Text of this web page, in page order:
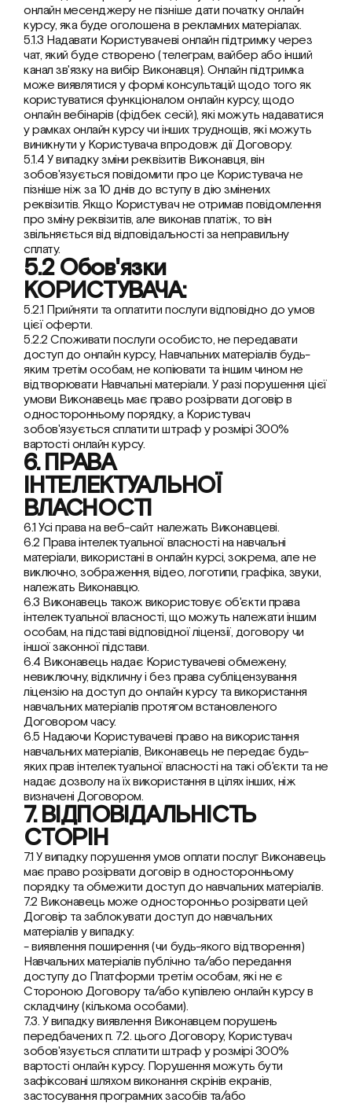
онлайн месенджеру не пізніше дати початку онлайн
курсу, яка буде оголошена в рекламних матеріалах.
5.1.3 Надавати Користувачеві онлайн підтримку через
чат, який буде створено (телеграм, вайбер або інший
канал зв'язку на вибір Виконавця). Онлайн підтримка
може виявлятися у формі консультацій щодо того як
користуватися функціоналом онлайн курсу, щодо
онлайн вебінарів (фідбек сесій), які можуть надаватися
у рамках онлайн курсу чи інших труднощів, які можуть
виникнути у Користувача впродовж дії Договору.
5.1.4 У випадку зміни реквізитів Виконавця, він
зобов'язується повідомити про це Користувача не
пізніше ніж за 10 днів до вступу в дію змінених
реквізитів. Якщо Користувач не отримав повідомлення
про зміну реквізитів, але виконав платіж, то він
звільняється від відповідальності за неправильну
сплату.
5.2 Обов'язки
КОРИСТУВАЧА:
5.2.1 Прийняти та оплатити послуги відповідно до умов
цієї оферти.
5.2.2 Споживати послуги особисто, не передавати
доступ до онлайн курсу, Навчальних матеріалів будь-
яким третім особам, не копіювати та іншим чином не
відтворювати Навчальні матеріали. У разі порушення цієї
умови Виконавець має право розірвати договір в
односторонньому порядку, а Користувач
зобов'язується сплатити штраф у розмірі 300%
вартості онлайн курсу.
6. ПРАВА
ІНТЕЛЕКТУАЛЬНОЇ
ВЛАСНОСТІ
6.1 Усі права на веб-сайт належать Виконавцеві.
6.2 Права інтелектуальної власності на навчальні
матеріали, використані в онлайн курсі, зокрема, але не
виключно, зображення, відео, логотипи, графіка, звуки,
належать Виконавцю.
6.3 Виконавець також використовує об'єкти права
інтелектуальної власності, що можуть належати іншим
особам, на підставі відповідної ліцензії, договору чи
іншої законної підстави.
6.4 Виконавець надає Користувачеві обмежену,
невиключну, відкличну і без права субліцензування
ліцензію на доступ до онлайн курсу та використання
навчальних матеріалів протягом встановленого
Договором часу.
6.5 Надаючи Користувачеві право на використання
навчальних матеріалів, Виконавець не передає будь-
яких прав інтелектуальної власності на такі об'єкти та не
надає дозволу на їх використання в цілях інших, ніж
визначені Договором.
7. ВІДПОВІДАЛЬНІСТЬ
СТОРІН
7.1 У випадку порушення умов оплати послуг Виконавець
має право розірвати договір в односторонньому
порядку та обмежити доступ до навчальних матеріалів.
7.2 Виконавець може односторонньо розірвати цей
Договір та заблокувати доступ до навчальних
матеріалів у випадку:
- виявлення поширення (чи будь-якого відтворення)
Навчальних матеріалів публічно та/або передання
доступу до Платформи третім особам, які не є
Стороною Договору та/або купівлею онлайн курсу в
складчину (кількома особами).
7.3. У випадку виявлення Виконавцем порушень
передбачених п. 7.2. цього Договору, Користувач
зобов'язується сплатити штраф у розмірі 300%
вартості онлайн курсу. Порушення можуть бути
зафіксовані шляхом виконання скрінів екранів,
застосування програмних засобів та/або